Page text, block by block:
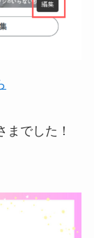
までした！